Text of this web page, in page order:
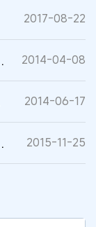
2017-08-22
“原创” 2014-04-08
2014-06-17
金石” 2015-11-25